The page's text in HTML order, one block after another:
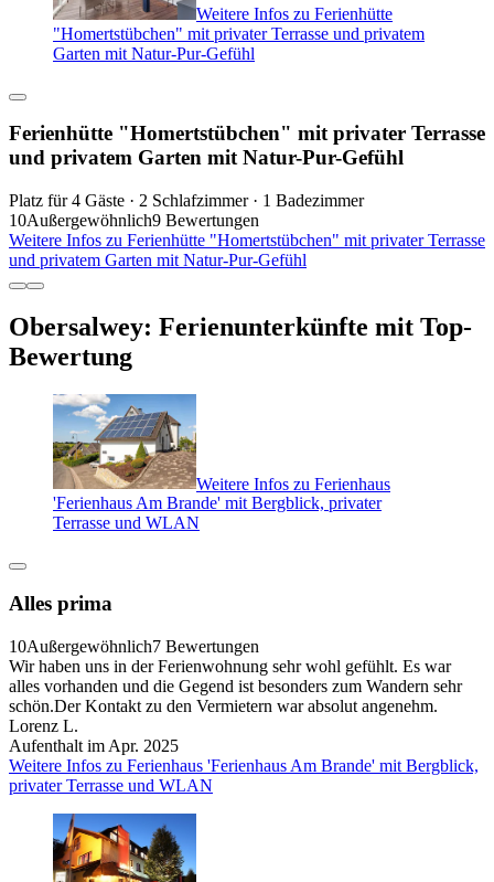
Weitere Infos zu Ferienhütte
"Homertstübchen" mit privater Terrasse und privatem
Garten mit Natur-Pur-Gefühl
Ferienhütte "Homertstübchen" mit privater Terrasse
und privatem Garten mit Natur-Pur-Gefühl
Platz für 4 Gäste · 2 Schlafzimmer · 1 Badezimmer
10Außergewöhnlich9 Bewertungen
Weitere Infos zu Ferienhütte "Homertstübchen" mit privater Terrasse
und privatem Garten mit Natur-Pur-Gefühl
Obersalwey: Ferienunterkünfte mit Top-
Bewertung
Weitere Infos zu Ferienhaus
'Ferienhaus Am Brande' mit Bergblick, privater
Terrasse und WLAN
Alles prima
10Außergewöhnlich7 Bewertungen
Wir haben uns in der Ferienwohnung sehr wohl gefühlt. Es war
alles vorhanden und die Gegend ist besonders zum Wandern sehr
schön.Der Kontakt zu den Vermietern war absolut angenehm.
Lorenz L.
Aufenthalt im Apr. 2025
Weitere Infos zu Ferienhaus 'Ferienhaus Am Brande' mit Bergblick,
privater Terrasse und WLAN